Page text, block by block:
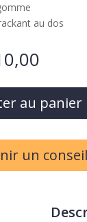
au dos
au panier
un conseil